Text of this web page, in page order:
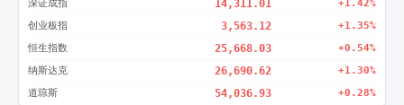
深证成指 14,311.01 +1.42%
创业板指 3,563.12 +1.35%
恒生指数 25,668.03 +0.54%
纳斯达克 26,690.62 +1.30%
道琼斯 54,036.93 +0.28%